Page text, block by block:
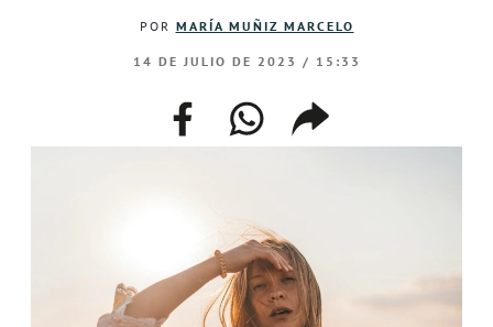
POR MARÍA MUÑIZ MARCELO
14 DE JULIO DE 2023 / 15:33
facebookwhatsappcompartir
enlace